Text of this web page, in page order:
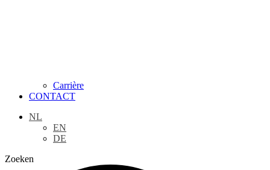
Carrière
CONTACT
NL
EN
DE
Zoeken